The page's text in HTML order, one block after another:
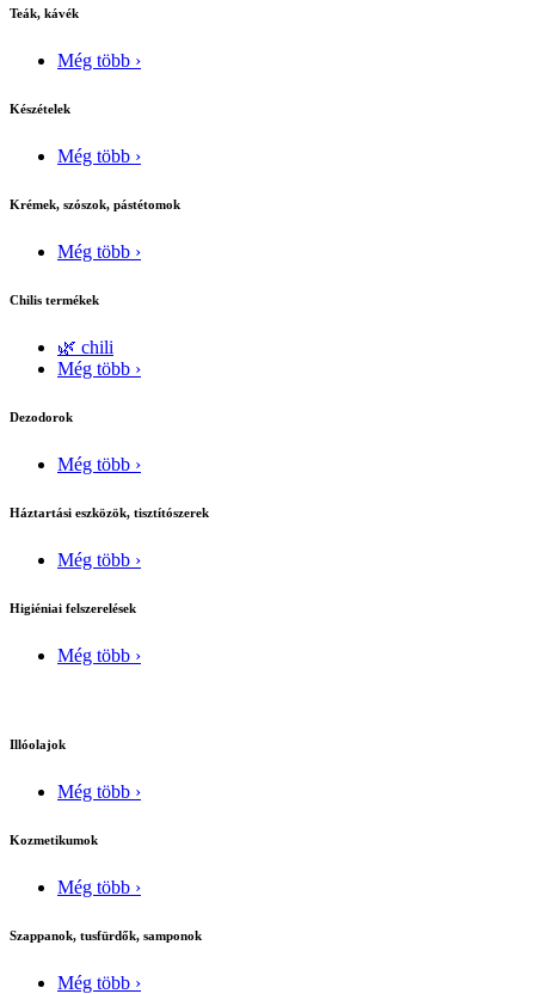
Teák, kávék
Még több ›
Készételek
Még több ›
Krémek, szószok, pástétomok
Még több ›
Chilis termékek
🌿 chili
Még több ›
Dezodorok
Még több ›
Háztartási eszközök, tisztítószerek
Még több ›
Higiéniai felszerelések
Még több ›
Illóolajok
Még több ›
Kozmetikumok
Még több ›
Szappanok, tusfürdők, samponok
Még több ›